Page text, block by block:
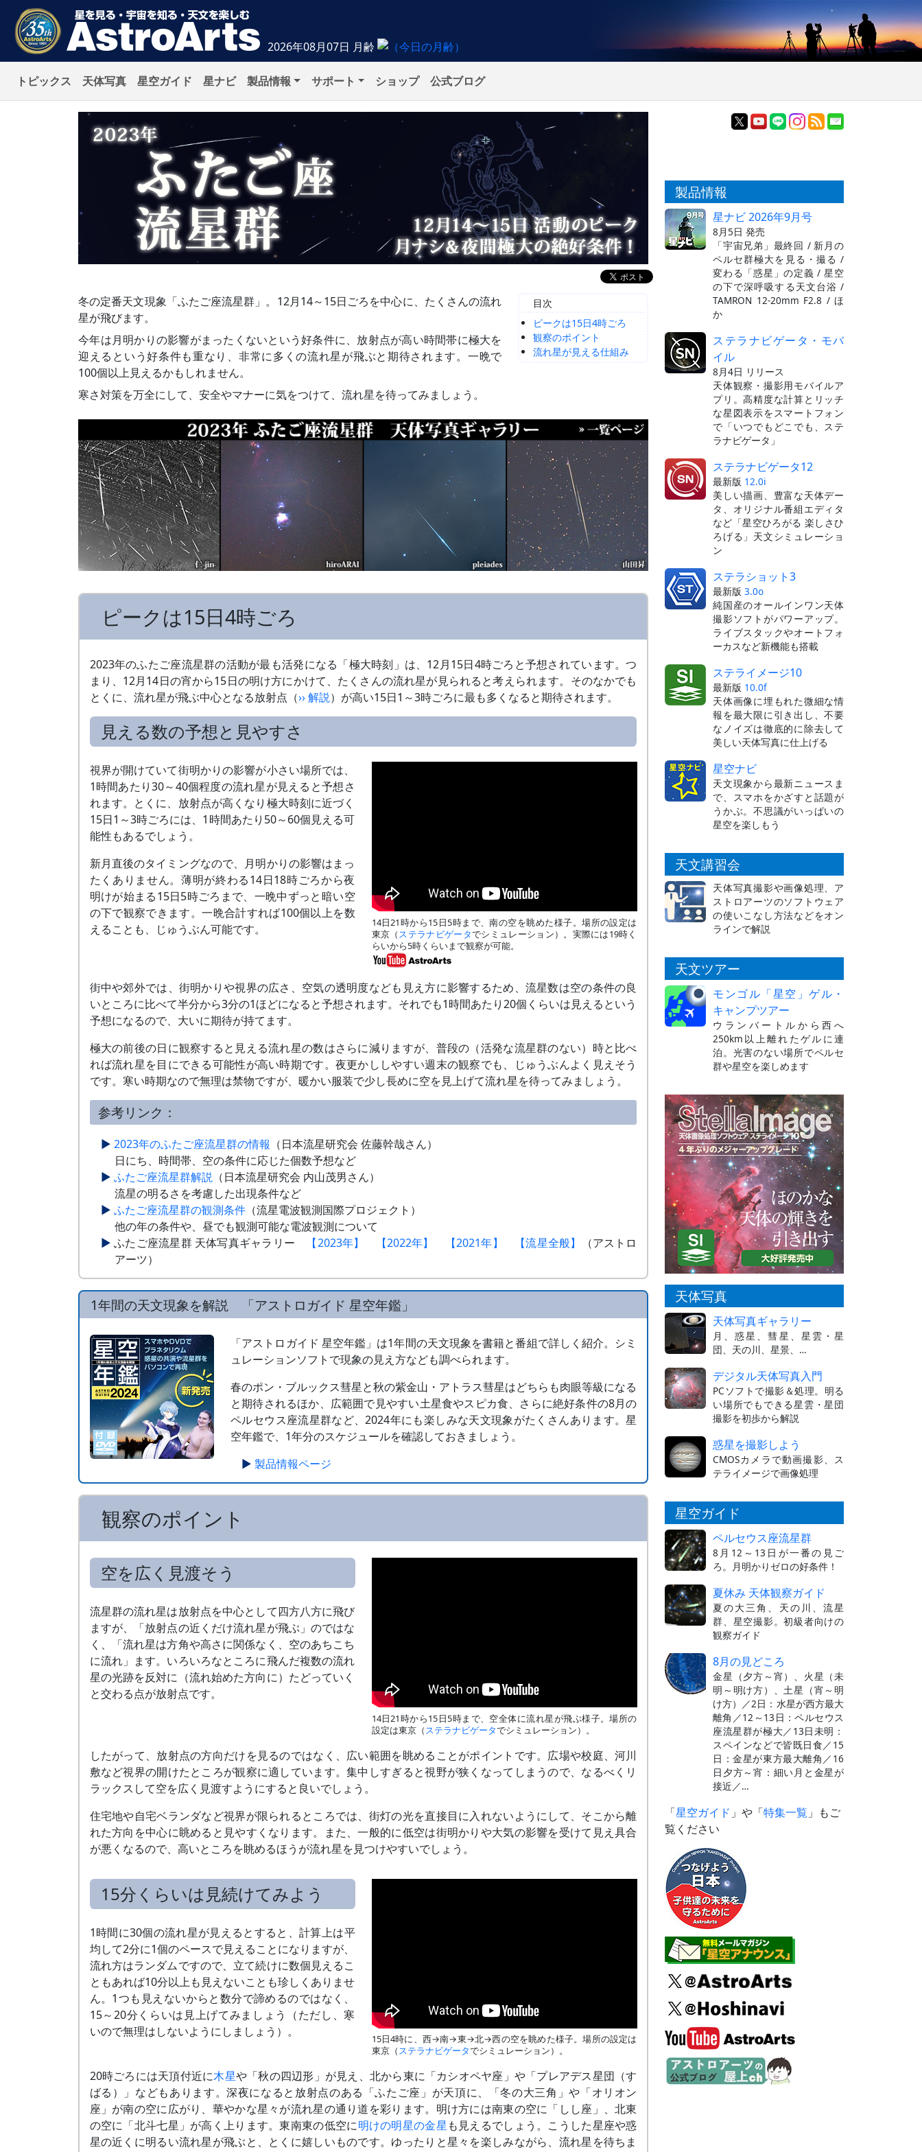
2026年08月07日 月齢
トピックス 天体写真 星空ガイド 星ナビ 製品情報 サポート ショップ 公式ブログ
冬の定番天文現象「ふたご座流星群」。12月14～15日ごろを中心に、たくさんの流れ
星が飛びます。
今年は月明かりの影響がまったくないという好条件に、放射点が高い時間帯に極大を
迎えるという好条件も重なり、非常に多くの流れ星が飛ぶと期待されます。一晩で
100個以上見えるかもしれません。
寒さ対策を万全にして、安全やマナーに気をつけて、流れ星を待ってみましょう。
目次
ピークは15日4時ごろ
観察のポイント
流れ星が見える仕組み
ピークは15日4時ごろ
2023年のふたご座流星群の活動が最も活発になる「極大時刻」は、12月15日4時ごろと予想されています。つ
まり、12月14日の宵から15日の明け方にかけて、たくさんの流れ星が見られると考えられます。そのなかでも
とくに、流れ星が飛ぶ中心となる放射点（›› 解説）が高い15日1～3時ごろに最も多くなると期待されます。
見える数の予想と見やすさ
14日21時から15日5時まで、南の空を眺めた様子。場所の設定は
東京（ステラナビゲータでシミュレーション）。実際には19時く
らいから5時くらいまで観察が可能。
視界が開けていて街明かりの影響が小さい場所では、
1時間あたり30～40個程度の流れ星が見えると予想さ
れます。とくに、放射点が高くなり極大時刻に近づく
15日1～3時ごろには、1時間あたり50～60個見える可
能性もあるでしょう。
新月直後のタイミングなので、月明かりの影響はまっ
たくありません。薄明が終わる14日18時ごろから夜
明けが始まる15日5時ごろまで、一晩中ずっと暗い空
の下で観察できます。一晩合計すれば100個以上を数
えることも、じゅうぶん可能です。
街中や郊外では、街明かりや視界の広さ、空気の透明度なども見え方に影響するため、流星数は空の条件の良
いところに比べて半分から3分の1ほどになると予想されます。それでも1時間あたり20個くらいは見えるという
予想になるので、大いに期待が持てます。
極大の前後の日に観察すると見える流れ星の数はさらに減りますが、普段の（活発な流星群のない）時と比べ
れば流れ星を目にできる可能性が高い時期です。夜更かししやすい週末の観察でも、じゅうぶんよく見えそう
です。寒い時期なので無理は禁物ですが、暖かい服装で少し長めに空を見上げて流れ星を待ってみましょう。
参考リンク：
2023年のふたご座流星群の情報 （日本流星研究会 佐藤幹哉さん）
日にち、時間帯、空の条件に応じた個数予想など
ふたご座流星群解説（日本流星研究会 内山茂男さん）
流星の明るさを考慮した出現条件など
ふたご座流星群の観測条件（流星電波観測国際プロジェクト）
他の年の条件や、昼でも観測可能な電波観測について
ふたご座流星群 天体写真ギャラリー
【2023年】 【2022年】 【2021年】 【流星全般】
（アストロ
アーツ）
1年間の天文現象を解説 「アストロガイド 星空年鑑」
「アストロガイド 星空年鑑」は1年間の天文現象を書籍と番組で詳しく紹介。シミ
ュレーションソフトで現象の見え方なども調べられます。
春のポン・ブルックス彗星と秋の紫金山・アトラス彗星はどちらも肉眼等級になる
と期待されるほか、広範囲で見やすい土星食やスピカ食、さらに絶好条件の8月の
ペルセウス座流星群など、2024年にも楽しみな天文現象がたくさんあります。星
空年鑑で、1年分のスケジュールを確認しておきましょう。
製品情報ページ
観察のポイント
空を広く見渡そう
流星群の流れ星は放射点を中心として四方八方に飛び
ますが、「放射点の近くだけ流れ星が飛ぶ」のではな
く、「流れ星は方角や高さに関係なく、空のあちこち
に流れ」ます。いろいろなところに飛んだ複数の流れ
星の光跡を反対に（流れ始めた方向に）たどっていく
と交わる点が放射点です。
14日21時から15日5時まで、空全体に流れ星が飛ぶ様子。場所の
設定は東京（ ステラナビゲータでシミュレーション）。
したがって、放射点の方向だけを見るのではなく、広い範囲を眺めることがポイントです。広場や校庭、河川
敷など視界の開けたところが観察に適しています。集中しすぎると視野が狭くなってしまうので、なるべくリ
ラックスして空を広く見渡すようにすると良いでしょう。
住宅地や自宅ベランダなど視界が限られるところでは、街灯の光を直接目に入れないようにして、そこから離
れた方向を中心に眺めると見やすくなります。また、一般的に低空は街明かりや大気の影響を受けて見え具合
が悪くなるので、高いところを眺めるほうが流れ星を見つけやすいでしょう。
15分くらいは見続けてみよう
1時間に30個の流れ星が見えるとすると、計算上は平
均して2分に1個のペースで見えることになりますが、
流れ方はランダムですので、立て続けに数個見えるこ
ともあれば10分以上も見えないことも珍しくありませ
ん。1つも見えないからと数分で諦めるのではなく、
15～20分くらいは見上げてみましょう（ただし、寒
いので無理はしないようにしましょう）。
15日4時に、西→南→東→北→西の空を眺めた様子。場所の設定は
東京（ステラナビゲータでシミュレーション）。
20時ごろには天頂付近に木星や「秋の四辺形」が見え、北から東に「カシオペヤ座」や「プレアデス星団（す
ばる）」などもあります。深夜になると放射点のある「ふたご座」が天頂に、「冬の大三角」や「オリオン
座」が南の空に広がり、華やかな星々が流れ星の通り道を彩ります。明け方には南東の空に「しし座」、北東
の空に「北斗七星」が高く上ります。東南東の低空に明けの明星の金星 も見えるでしょう。こうした星座や惑
星の近くに明るい流れ星が飛ぶと、とくに嬉しいものです。ゆったりと星々を楽しみながら、流れ星を待ちま
製品情報
星ナビ 2026年9月号
8月5日 発売
「宇宙兄弟」最終回 / 新月の
ペルセ群極大を見る・撮る /
変わる「惑星」の定義 / 星空
の下で深呼吸する天文台浴 /
TAMRON 12-20mm F2.8 / ほ
か
ステラナビゲータ・モバ
イル
8月4日 リリース
天体観察・撮影用モバイルア
プリ。高精度な計算とリッチ
な星図表示をスマートフォン
で「いつでもどこでも、ステ
ラナビゲータ」
ステラナビゲータ12
最新版 12.0i
美しい描画、豊富な天体デー
タ、オリジナル番組エディタ
など「星空ひろがる 楽しさひ
ろげる」天文シミュレーショ
ン
ステラショット3
最新版 3.0o
純国産のオールインワン天体
撮影ソフトがパワーアップ。
ライブスタックやオートフォ
ーカスなど新機能も搭載
ステライメージ10
最新版 10.0f
天体画像に埋もれた微細な情
報を最大限に引き出し、不要
なノイズは徹底的に除去して
美しい天体写真に仕上げる
星空ナビ
天文現象から最新ニュースま
で、スマホをかざすと話題が
うかぶ。不思議がいっぱいの
星空を楽しもう
天文講習会
天体写真撮影や画像処理、ア
ストロアーツのソフトウェア
の使いこなし方法などをオン
ラインで解説
天文ツアー
モンゴル「星空」ゲル・
キャンプツアー
ウランバートルから西へ
250km以上離れたゲルに連
泊。光害のない場所でペルセ
群や星空を楽しめます
天体写真
天体写真ギャラリー
月、惑星、彗星、星雲・星
団、天の川、星景、…
デジタル天体写真入門
PCソフトで撮影＆処理。明る
い場所でもできる星雲・星団
撮影を初歩から解説
惑星を撮影しよう
CMOSカメラで動画撮影、ス
テライメージで画像処理
星空ガイド
ペルセウス座流星群
8月12～13日が一番の見ご
ろ。月明かりゼロの好条件！
夏休み 天体観察ガイド
夏の大三角、天の川、流星
群、星空撮影。初級者向けの
観察ガイド
8月の見どころ
金星（夕方～宵）、火星（未
明～明け方）、土星（宵～明
け方）／2日：水星が西方最大
離角／12～13日：ペルセウス
座流星群が極大／13日未明：
スペインなどで皆既日食／15
日：金星が東方最大離角／16
日夕方～宵：細い月と金星が
接近／…
「星空ガイド 」や「特集一覧 」もご
覧ください